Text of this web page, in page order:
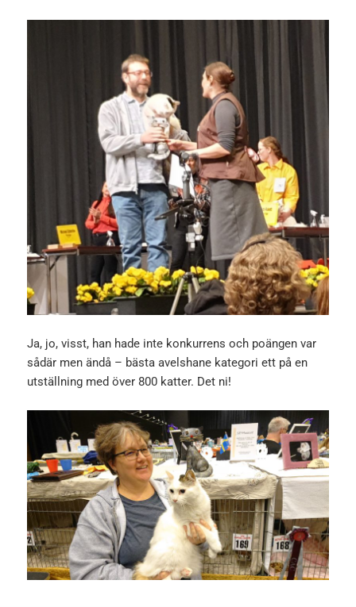
Ja, jo, visst, han hade inte konkurrens och poängen var
sådär men ändå – bästa avelshane kategori ett på en
utställning med över 800 katter. Det ni!